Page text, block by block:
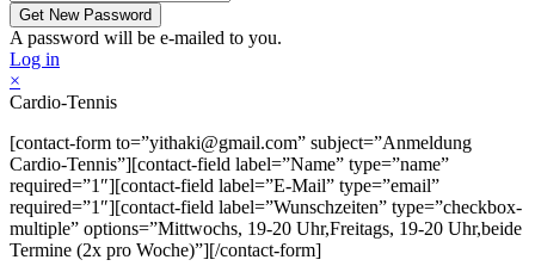
A password will be e-mailed to you.
Log in
×
Cardio-Tennis
[contact-form to=”yithaki@gmail.com” subject=”Anmeldung
Cardio-Tennis”][contact-field label=”Name” type=”name”
required=”1″][contact-field label=”E-Mail” type=”email”
required=”1″][contact-field label=”Wunschzeiten” type=”checkbox-
multiple” options=”Mittwochs, 19-20 Uhr,Freitags, 19-20 Uhr,beide
Termine (2x pro Woche)”][/contact-form]